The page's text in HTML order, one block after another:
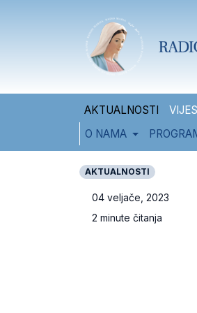
AKTUALNOSTI
O NAMA
AKTUALNOSTI
04 veljače, 2023
2 minute čitanja